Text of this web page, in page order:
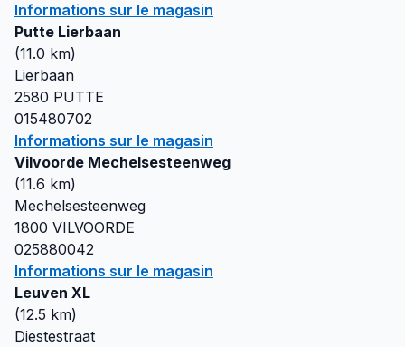
Informations sur le magasin
Putte Lierbaan
(11.0 km)
Lierbaan
2580 PUTTE
015480702
Informations sur le magasin
Vilvoorde Mechelsesteenweg
(11.6 km)
Mechelsesteenweg
1800 VILVOORDE
025880042
Informations sur le magasin
Leuven XL
(12.5 km)
Diestestraat